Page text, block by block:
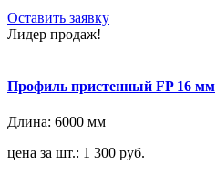
Оставить заявку
Лидер продаж!
Профиль пристенный FP 16 мм
Длина: 6000 мм
цена за шт.: 1 300 руб.